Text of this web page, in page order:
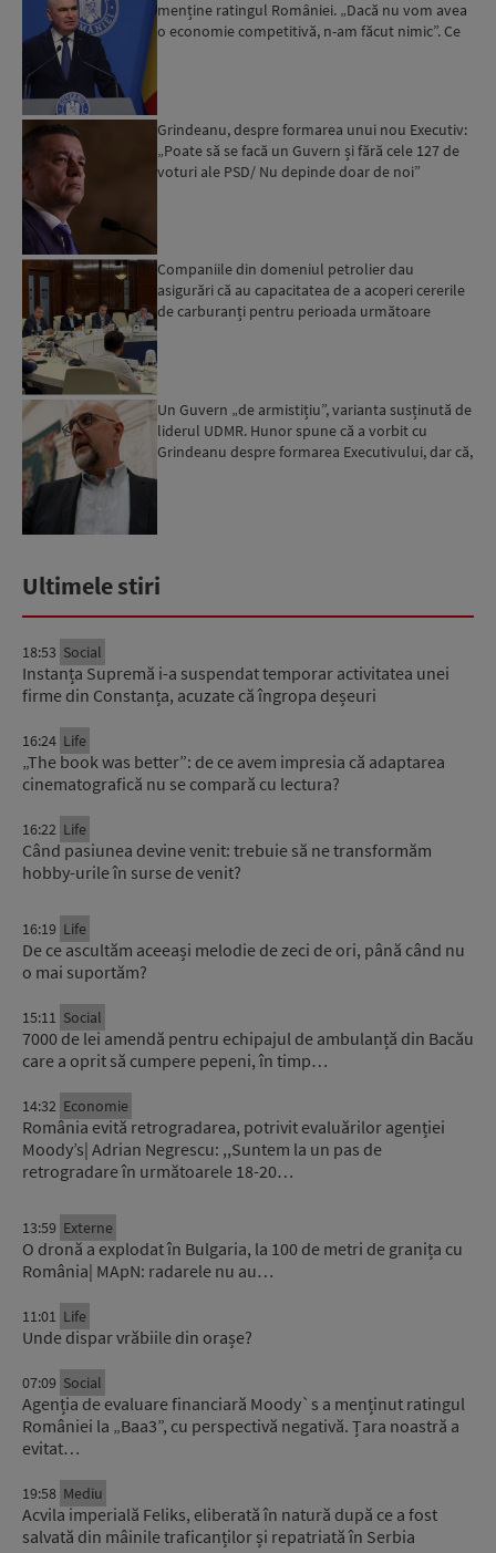
menține ratingul României. „Dacă nu vom avea
o economie competitivă, n-am făcut nimic”. Ce
Grindeanu, despre formarea unui nou Executiv:
„Poate să se facă un Guvern și fără cele 127 de
voturi ale PSD/ Nu depinde doar de noi”
Companiile din domeniul petrolier dau
asigurări că au capacitatea de a acoperi cererile
de carburanți pentru perioada următoare
Un Guvern „de armistițiu”, varianta susținută de
liderul UDMR. Hunor spune că a vorbit cu
Grindeanu despre formarea Executivului, dar că,
Ultimele stiri
18:53 Social
Instanța Supremă i-a suspendat temporar activitatea unei
firme din Constanța, acuzate că îngropa deșeuri
16:24 Life
„The book was better”: de ce avem impresia că adaptarea
cinematografică nu se compară cu lectura?
16:22 Life
Când pasiunea devine venit: trebuie să ne transformăm
hobby-urile în surse de venit?
16:19 Life
De ce ascultăm aceeași melodie de zeci de ori, până când nu
o mai suportăm?
15:11 Social
7000 de lei amendă pentru echipajul de ambulanță din Bacău
care a oprit să cumpere pepeni, în timp…
14:32 Economie
România evită retrogradarea, potrivit evaluărilor agenției
Moody’s| Adrian Negrescu: ,,Suntem la un pas de
retrogradare în următoarele 18-20…
13:59 Externe
O dronă a explodat în Bulgaria, la 100 de metri de granița cu
România| MApN: radarele nu au…
11:01 Life
Unde dispar vrăbiile din orașe?
07:09 Social
Agenția de evaluare financiară Moody`s a menținut ratingul
României la „Baa3”, cu perspectivă negativă. Țara noastră a
evitat…
19:58 Mediu
Acvila imperială Feliks, eliberată în natură după ce a fost
salvată din mâinile traficanților și repatriată în Serbia